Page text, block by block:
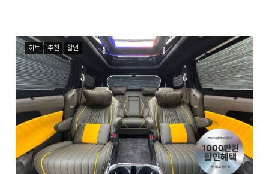
히트 추천 할인